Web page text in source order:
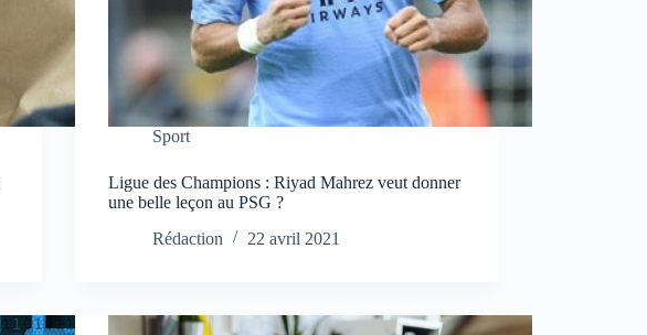
Sport
Ligue des Champions : Riyad Mahrez veut donner
une belle leçon au PSG ?
Rédaction
22 avril 2021